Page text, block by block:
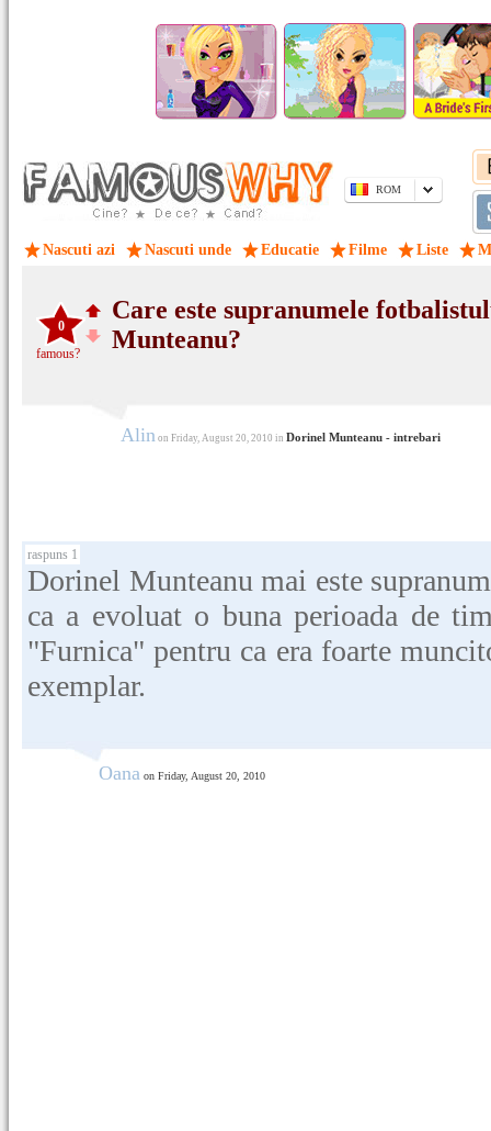
ROM
Nascuti azi Nascuti unde Educatie Filme Liste
0
famous?
Care este supranumele
Munteanu?
Alin on Friday, August 20, 2010 in Dorinel Munteanu - intrebari
raspuns 1
Dorinel Munteanu mai este
ca a evoluat o buna perioada de
"Furnica" pentru ca era foarte
exemplar.
Oana on Friday, August 20, 2010